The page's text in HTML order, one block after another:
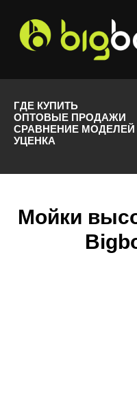
ГДЕ КУПИТЬ
ОПТОВЫЕ ПРОДАЖИ
СРАВНЕНИЕ МОДЕЛЕЙ
УЦЕНКА
Мойки